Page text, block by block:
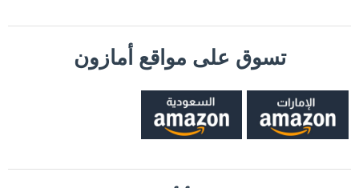
تسوق على مواقع أمازون